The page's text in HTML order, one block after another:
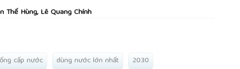
Thế Hùng, Lê Quang Chính
cấp nước dùng nước lớn nhất 2030